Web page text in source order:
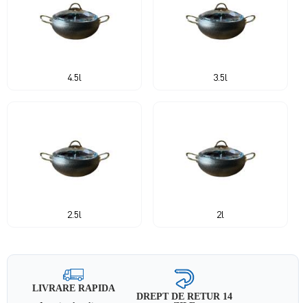
4.5l 3.5l
2.5l 2l
LIVRARE RAPIDA
DREPT DE RETUR 14